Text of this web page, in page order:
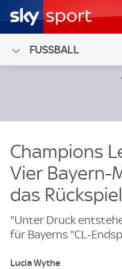
FUSSBALL
Champions
Vier Bayern-
das
"Unter Druck
für Bayerns "CL-
Lucia Wythe